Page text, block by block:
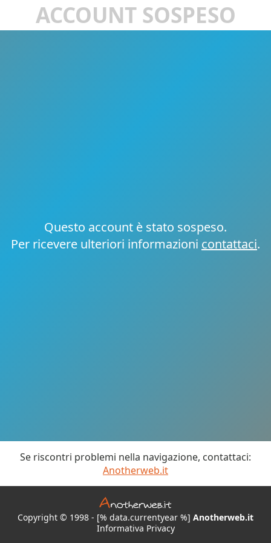
ACCOUNT SOSPESO
Questo account è stato sospeso.
Per ricevere ulteriori informazioni contattaci.
Se riscontri problemi nella navigazione, contattaci:
Anotherweb.it
Copyright © 1998 - [% data.currentyear %] Anotherweb.it
Informativa Privacy